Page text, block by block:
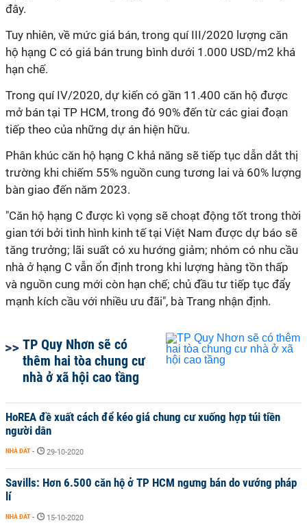
đây.
Tuy nhiên, về mức giá bán, trong quí III/2020 lượng căn
hộ hạng C có giá bán trung bình dưới 1.000 USD/m2 khá
hạn chế.
Trong quí IV/2020, dự kiến có gần 11.400 căn hộ được
mở bán tại TP HCM, trong đó 90% đến từ các giai đoạn
tiếp theo của những dự án hiện hữu.
Phân khúc căn hộ hạng C khả năng sẽ tiếp tục dẫn dắt thị
trường khi chiếm 55% nguồn cung tương lai và 60% lượng
bàn giao đến năm 2023.
"Căn hộ hạng C được kì vọng sẽ choạt động tốt trong thời
gian tới bởi tình hình kinh tế tại Việt Nam được dự báo sẽ
tăng trưởng; lãi suất có xu hướng giảm; nhóm có nhu cầu
nhà ở hạng C vẫn ổn định trong khi lượng hàng tồn thấp
và nguồn cung mới còn hạn chế; chủ đầu tư tiếp tục đẩy
mạnh kích cầu với nhiều ưu đãi", bà Trang nhận định.
TP Quy Nhơn sẽ có
thêm hai tòa chung cư
nhà ở xã hội cao tầng
HoREA đề xuất cách để kéo giá chung cư xuống hợp túi tiền
người dân
NHÀ ĐẤT - 29-10-2020
Savills: Hơn 6.500 căn hộ ở TP HCM ngưng bán do vướng pháp
lí
NHÀ ĐẤT - 15-10-2020